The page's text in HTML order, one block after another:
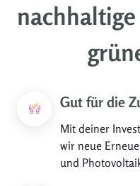
Gut für die
Mit deiner
wir neue
und